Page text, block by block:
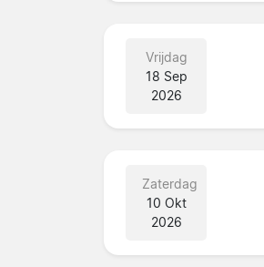
Vrijdag
18 Sep
2026
Zaterdag
10 Okt
2026